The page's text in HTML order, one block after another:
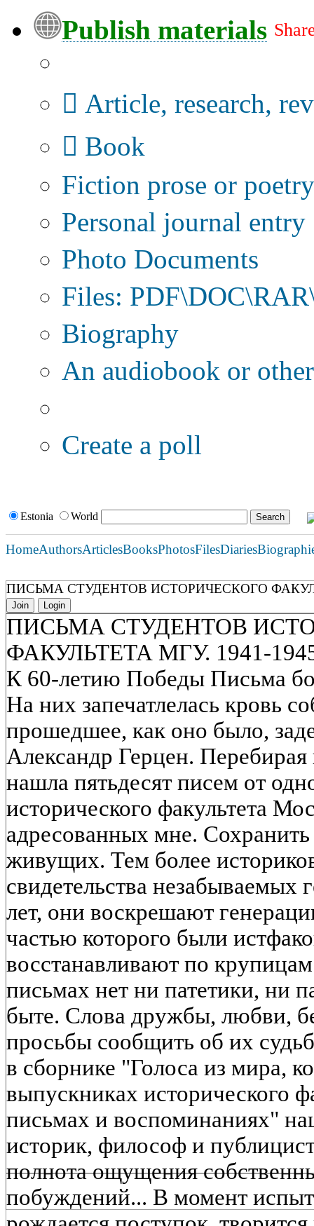
Publish materials
Article, research,
Book
Fiction prose or poetry
Personal journal entry
Photo Documents
Files:
Biography
An audiobook or
Create a poll
Estonia World
HomeAuthorsArticlesBooksPhotosFilesDiaries
ПИСЬМА СТУДЕНТОВ ИСТОРИЧЕСКОГО
Join Login
ПИСЬМА СТУДЕНТОВ
ФАКУЛЬТЕТА МГУ. 1941-1945
К 60-летию Победы Письма
На них запечатлелась кровь
прошедшее, как оно было,
Александр Герцен.
нашла пятьдесят писем от
исторического факультета
адресованных мне.
живущих. Тем более
свидетельства незабываемых
лет, они воскрешают
частью которого были
восстанавливают по
письмах нет ни патетики, ни
быте. Слова дружбы, любви,
просьбы сообщить об их
в сборнике "Голоса из мира,
выпускниках исторического
письмах и воспоминаниях"
историк, философ и
полнота ощущения
побуждений... В момент